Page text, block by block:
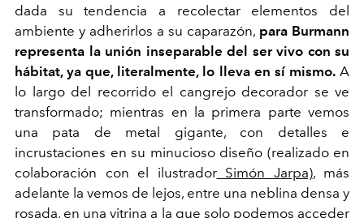
dada su tendencia a recolectar elementos del
ambiente y adherirlos a su caparazón, para Burmann
representa la unión inseparable del ser vivo con su
hábitat, ya que, literalmente, lo lleva en sí mismo.A
lo largo del recorrido el cangrejo decorador se ve
transformado; mientras en la primera parte vemos
una pata de metal gigante, con detalles e
incrustaciones en su minucioso diseño (realizado en
colaboración con el ilustradorSimón Jarpa), más
adelante la vemos de lejos, entre una neblina densa y
rosada, en una vitrina a la que solo podemos acceder